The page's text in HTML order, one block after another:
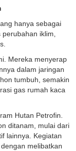
hanya sebagai
iklim,
Mereka menyerap
dalam jaringan
tumbuh, semakin
gas rumah kaca
Hutan Petrofin.
ditanam, mulai dari
lainnya. Kegiatan
melibatkan